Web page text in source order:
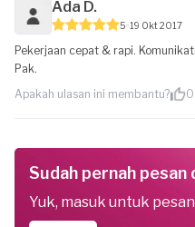
Ada D.
5 19 Okt 2017
Pekerjaan cepat & rapi.
Pak.
Apakah ulasan ini membantu?
0
Sudah pernah pesan
Yuk, masuk untuk